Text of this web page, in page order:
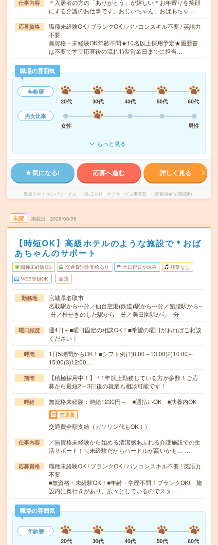
仕事内容
＊入居者の方の「ありがとう」が嬉しい＊お年寄りを笑顔
にする介護のお仕事です。おじいちゃん、おばあちゃ…
応募資格
職種未経験OK / ブランクOK / パソコンスキル不要 / 英語力
不要
無資格・未経験OK年齢不問★10名以上採用予定★履歴書
は不要です▽応募後の流れ1)翌営業日までに担当…
職場の雰囲気
年齢層
20代
30代 40代 50代
60代
男女比率
女性
男性
もっと見る
気になる! 応募へ進む 詳しく見る
派遣会社 マンパワーグループ株式会社 ケアサービス事業部 （医療福祉介護関連）
未読 掲載日 2026/08/06
【時短OK】高級ホテルのような施設で＊おば
あちゃんのサポート
職種未経験OK 交通費別途支給あり 土日祝日が休み 残業なし
WEB登録OK 派遣
勤務地
宮城県名取市
名取駅から---分／仙台空港(鉄道)駅から---分／館腰駅から--
-分／杜せきのした駅から---分／美田園駅から---分
曜日頻度
週4日～■曜日固定の相談OK！■希望の曜日があればご相談
ください！
時間
1日5時間からOK！■シフト例(1)8:00～13:00(2)10:00～
15:00(3)12:00…
期間
【積極採用中！】＊1年以上勤務している方が多数！ご応
募から最短2～3日後の就業も相談可能です！
時給 無資格未経験：時給1230円～ ■週払いOK ■扶養内OK
交通費
交通費全額支給（ガソリン代もOK！）
仕事内容
／無資格未経験から始める清潔感あふれる介護施設での生
活サポート！＼未経験だからハードルが高いかも… …
応募資格
職種未経験OK / ブランクOK / パソコンスキル不要 / 英語力
不要
■無資格・未経験OK！■年齢・学歴不問！ブランクOK! 施
設内に奥行きがあり、広々としているのでスタ…
職場の雰囲気
年齢層
20代
30代 40代 50代
60代